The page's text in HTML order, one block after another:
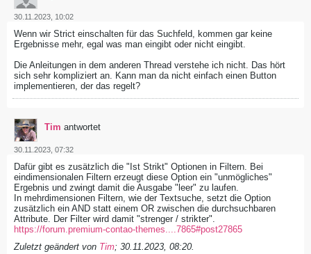
30.11.2023, 10:02
Wenn wir Strict einschalten für das Suchfeld, kommen gar keine
Ergebnisse mehr, egal was man eingibt oder nicht eingibt.
Die Anleitungen in dem anderen Thread verstehe ich nicht. Das hört
sich sehr kompliziert an. Kann man da nicht einfach einen Button
implementieren, der das regelt?
Tim antwortet
30.11.2023, 07:32
Dafür gibt es zusätzlich die "Ist Strikt" Optionen in Filtern. Bei
eindimensionalen Filtern erzeugt diese Option ein "unmögliches"
Ergebnis und zwingt damit die Ausgabe "leer" zu laufen.
In mehrdimensionen Filtern, wie der Textsuche, setzt die Option
zusätzlich ein AND statt einem OR zwischen die durchsuchbaren
Attribute. Der Filter wird damit "strenger / strikter".
https://forum.premium-contao-themes....7865#post27865
Zuletzt geändert von Tim; 30.11.2023, 08:20